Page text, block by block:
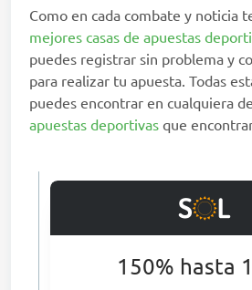
Como en cada combate y noticia
mejores casas de apuestas
puedes registrar sin problema y
para realizar tu apuesta. Todas
puedes encontrar en cualquiera
apuestas deportivas que
150% hasta